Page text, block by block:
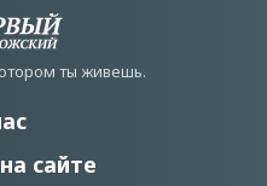
ты живешь.
сайте